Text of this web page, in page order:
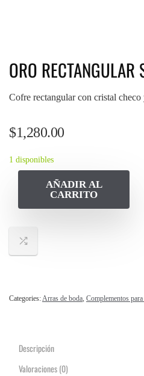
ORO RECTANGULAR
Cofre rectangular con cristal checo
$1,280.00
1 disponibles
AÑADIR AL
CARRITO
Categories:Arras de boda, Complementos
Descripción
Valoraciones (0)